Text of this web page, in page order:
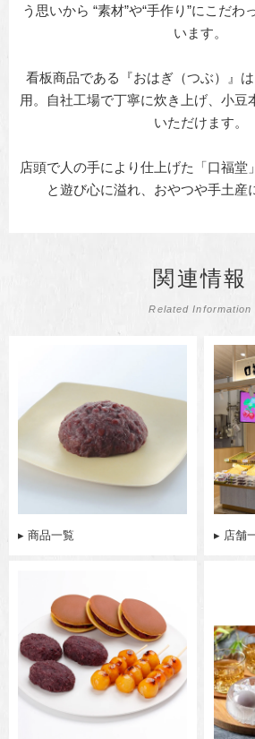
う思いから “素材”や“手作り”にこだわ
います。
看板商品である『おはぎ（つぶ）』
用。自社工場で丁寧に炊き上げ、小豆
いただけます。
店頭で人の手により仕上げた「口福堂
と遊び心に溢れ、おやつや手土産
関連情報
Related Information
▸ 商品一覧 ▸ 店舗